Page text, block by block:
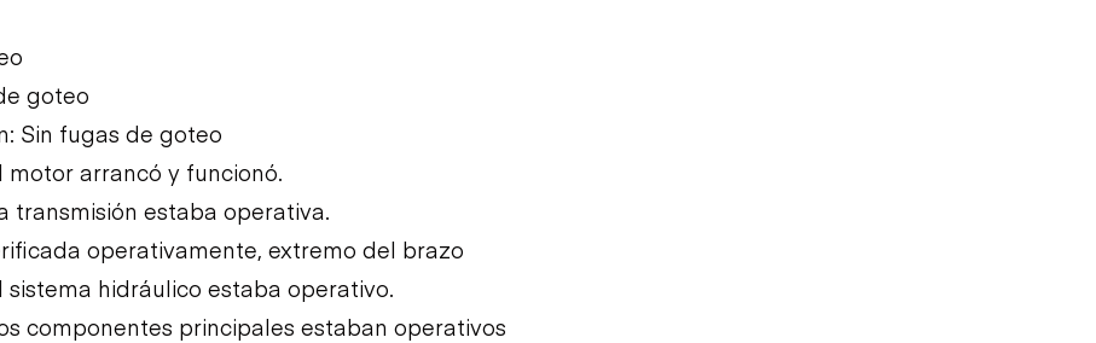
goteo
Sin fugas de goteo
arrancó y funcionó.
transmisión estaba operativa.
operativamente, extremo del brazo
hidráulico estaba operativo.
componentes principales estaban operativos